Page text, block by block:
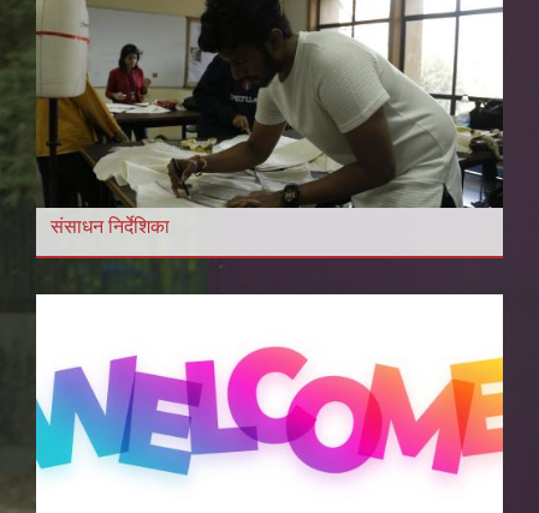
संसाधन निर्देशिका